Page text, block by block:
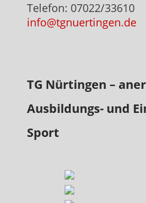
Telefon: 07022/33610
info@tgnuertingen.de
TG Nürtingen –
Ausbildungs- und
Sport